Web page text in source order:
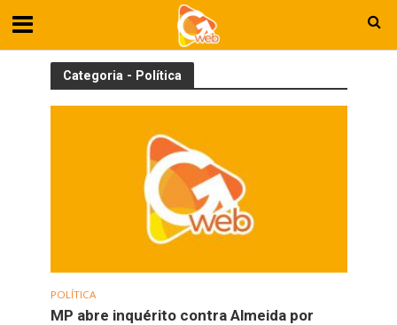
Categoria - Política
POLÍTICA
MP abre inquérito contra Almeida por